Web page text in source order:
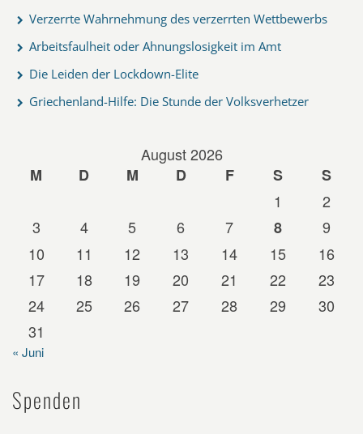
Verzerrte Wahrnehmung des verzerrten Wettbewerbs
Arbeitsfaulheit oder Ahnungslosigkeit im Amt
Die Leiden der Lockdown-Elite
Griechenland-Hilfe: Die Stunde der Volksverhetzer
August 2026
M
D M D F S
S
1
2
3
4 5 6 7 8
9
10
11 12 13 14 15
16
17
18 19 20 21 22
23
24
25 26 27 28 29
30
31
« Juni
Spenden